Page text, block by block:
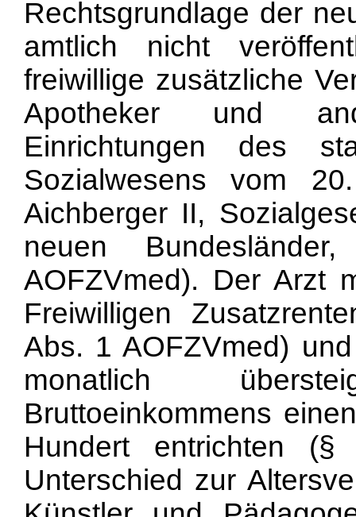
Rechtsgrundlage der
amtlich nicht
freiwillige zusätzliche
Apotheker und
Einrichtungen des
Sozialwesens vom
Aichberger II,
neuen
AOFZVmed). Der Arzt
Freiwilligen
Abs. 1 AOFZVmed)
monatlich
Bruttoeinkommens
Hundert entrichten
Unterschied zur